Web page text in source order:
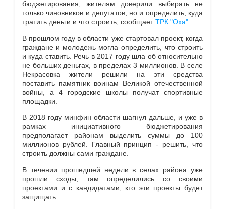
бюджетирования, жителям доверили выбирать не
только чиновников и депутатов, но и определить, куда
тратить деньги и что строить, сообщаетТРК "Оха".
В прошлом году в области уже стартовал проект, когда
граждане и молодежь могла определить, что строить
и куда ставить. Речь в 2017 году шла об относительно
не больших деньгах, в пределах 3 миллионов. В селе
Некрасовка жители решили на эти средства
поставить памятник воинам Великой отечественной
войны, а 4 городские школы получат спортивные
площадки.
В 2018 году минфин области шагнул дальше, и уже в
рамках инициативного бюджетирования
предполагает районам выделить суммы до 100
миллионов рублей. Главный принцип - решить, что
строить должны сами граждане.
В течении прошедшей недели в селах района уже
прошли сходы, там определились со своими
проектами и с кандидатами, кто эти проекты будет
защищать.